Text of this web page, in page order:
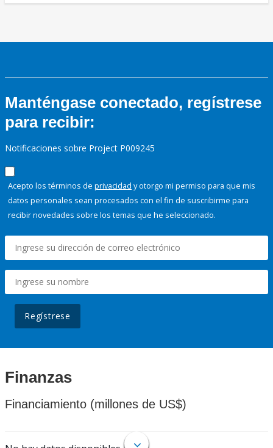
Manténgase conectado, regístrese
para recibir:
Notificaciones sobre Project P009245
Acepto los términos de privacidad y otorgo mi permiso para que mis
datos personales sean procesados con el fin de suscribirme para
recibir novedades sobre los temas que he seleccionado.
Regístrese
Finanzas
Financiamiento (millones de US$)